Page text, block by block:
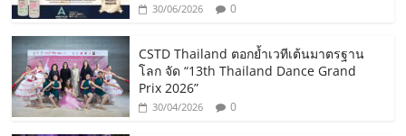
30/06/2026 0
CSTD Thailand ตอกย้ำเวทีเต้นมาตรฐาน
โลก จัด “13th Thailand Dance Grand
Prix 2026”
30/04/2026 0